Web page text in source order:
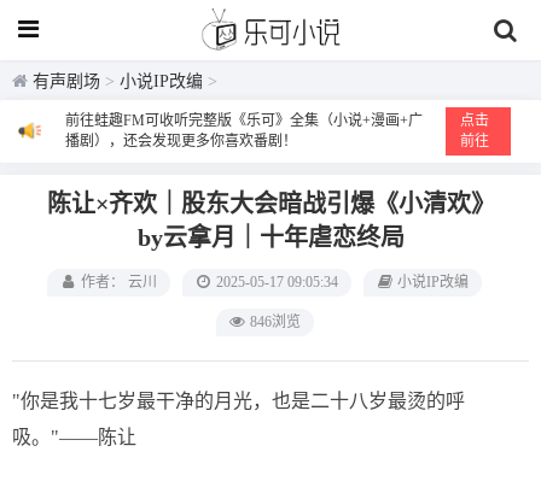
有声剧场 > 小说IP改编 >
前往蛙趣FM可收听完整版《乐可》全集（小说+漫画+广
播剧），还会发现更多你喜欢番剧！
点击
前往
陈让×齐欢｜股东大会暗战引爆《小清欢》
by云拿月｜十年虐恋终局
作者： 云川 2025-05-17 09:05:34 小说IP改编
846浏览
"你是我十七岁最干净的月光，也是二十八岁最烫的呼
吸。"——陈让